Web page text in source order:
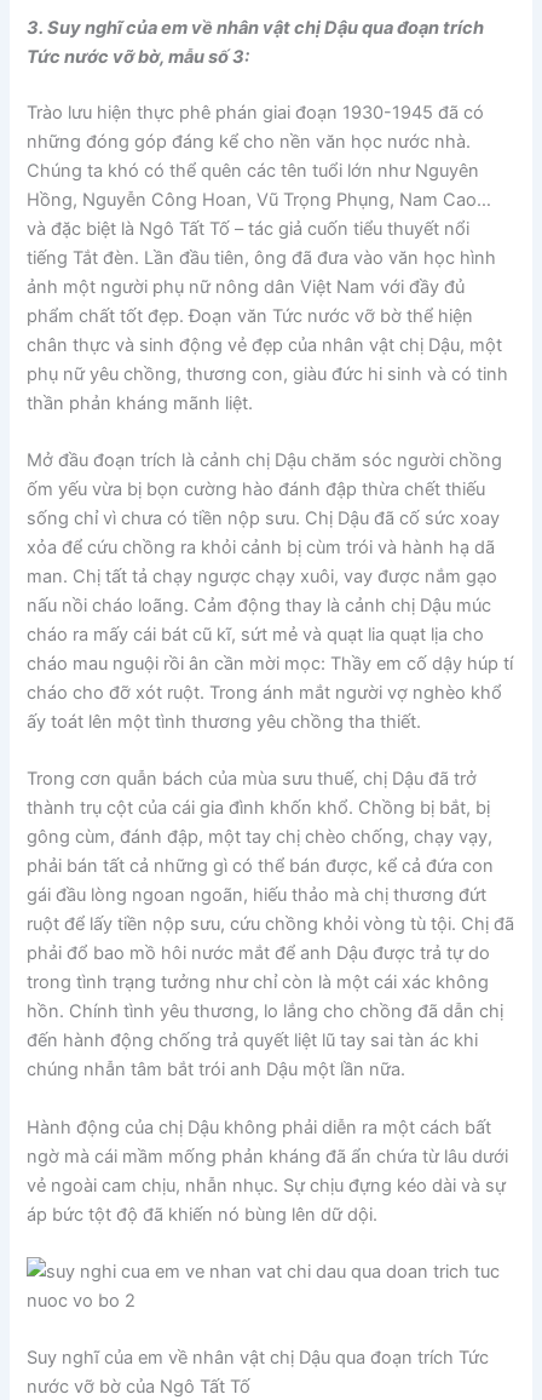
3. Suy nghĩ của em về nhân vật chị Dậu qua đoạn trích
Tức nước vỡ bờ, mẫu số 3:
Trào lưu hiện thực phê phán giai đoạn 1930-1945 đã có
những đóng góp đáng kể cho nền văn học nước nhà.
Chúng ta khó có thể quên các tên tuổi lớn như Nguyên
Hồng, Nguyễn Công Hoan, Vũ Trọng Phụng, Nam Cao…
và đặc biệt là Ngô Tất Tố – tác giả cuốn tiểu thuyết nổi
tiếng Tắt đèn. Lần đầu tiên, ông đã đưa vào văn học hình
ảnh một người phụ nữ nông dân Việt Nam với đầy đủ
phẩm chất tốt đẹp. Đoạn văn Tức nước vỡ bờ thể hiện
chân thực và sinh động vẻ đẹp của nhân vật chị Dậu, một
phụ nữ yêu chồng, thương con, giàu đức hi sinh và có tinh
thần phản kháng mãnh liệt.
Mở đầu đoạn trích là cảnh chị Dậu chăm sóc người chồng
ốm yếu vừa bị bọn cường hào đánh đập thừa chết thiếu
sống chỉ vì chưa có tiền nộp sưu. Chị Dậu đã cố sức xoay
xỏa để cứu chồng ra khỏi cảnh bị cùm trói và hành hạ dã
man. Chị tất tả chạy ngược chạy xuôi, vay được nắm gạo
nấu nồi cháo loãng. Cảm động thay là cảnh chị Dậu múc
cháo ra mấy cái bát cũ kĩ, sứt mẻ và quạt lia quạt lịa cho
cháo mau nguội rồi ân cần mời mọc: Thầy em cố dậy húp tí
cháo cho đỡ xót ruột. Trong ánh mắt người vợ nghèo khổ
ấy toát lên một tình thương yêu chồng tha thiết.
Trong cơn quẫn bách của mùa sưu thuế, chị Dậu đã trở
thành trụ cột của cái gia đình khốn khổ. Chồng bị bắt, bị
gông cùm, đánh đập, một tay chị chèo chống, chạy vạy,
phải bán tất cả những gì có thể bán được, kể cả đứa con
gái đầu lòng ngoan ngoãn, hiếu thảo mà chị thương đứt
ruột để lấy tiền nộp sưu, cứu chồng khỏi vòng tù tội. Chị đã
phải đổ bao mồ hôi nước mắt để anh Dậu được trả tự do
trong tình trạng tưởng như chỉ còn là một cái xác không
hồn. Chính tình yêu thương, lo lắng cho chồng đã dẫn chị
đến hành động chống trả quyết liệt lũ tay sai tàn ác khi
chúng nhẫn tâm bắt trói anh Dậu một lần nữa.
Hành động của chị Dậu không phải diễn ra một cách bất
ngờ mà cái mầm mống phản kháng đã ẩn chứa từ lâu dưới
vẻ ngoài cam chịu, nhẫn nhục. Sự chịu đựng kéo dài và sự
áp bức tột độ đã khiến nó bùng lên dữ dội.
Suy nghĩ của em về nhân vật chị Dậu qua đoạn trích Tức
nước vỡ bờ của Ngô Tất Tố